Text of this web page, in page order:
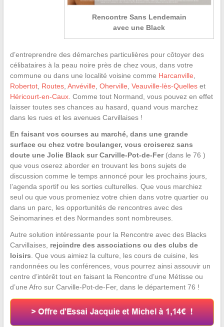
Rencontre Sans Lendemain
avec une Black
d’entreprendre des démarches particulières pour côtoyer des
célibataires à la peau noire près de chez vous, dans votre
commune ou dans une localité voisine comme Harcanville
Robertot, Routes, Anvéville Oherville Veauville-lès-Quelleset
Héricourt-en-Caux. Comme tout Normand, vous pouvez en effet
laisser toutes ses chances au hasard, quand vous marchez
dans les rues et les avenues Carvillaises !
En faisant vos courses au marché, dans une grande
surface ou chez votre boulanger, vous croiserez sans
doute une Jolie Black sur Carville-Pot-de-Fer(dans le 76 )
que vous oserez aborder en trouvant les bons sujets de
discussion comme le temps annoncé pour les prochains jours,
l’agenda sportif ou les sorties culturelles. Que vous marchiez
seul ou que vous promeniez votre chien dans votre quartier ou
dans un parc, les opportunités de rencontres avec des
Seinomarines et des Normandes sont nombreuses.
Autre solution intéressante pour la Rencontre avec des Blacks
Carvillaises, rejoindre des associations ou des clubs de
loisirs . Que vous aimiez la culture, les cours de cuisine, les
randonnées ou les conférences, vous pourrez ainsi assouvir un
centre d’intérêt tout en faisant la Rencontre d’une Métisse ou
d’une Afro sur Carville-Pot-de-Fer, dans le département 76 !